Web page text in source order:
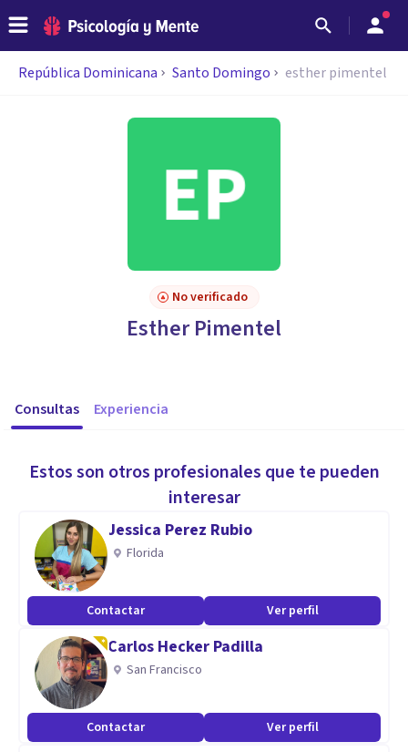
República Dominicana Santo Domingo esther pimentel
No verificado
Esther Pimentel
Consultas Experiencia
Estos son otros profesionales que te pueden
interesar
Jessica Perez Rubio
Florida
Contactar Ver perfil
Carlos Hecker Padilla
San Francisco
Contactar Ver perfil